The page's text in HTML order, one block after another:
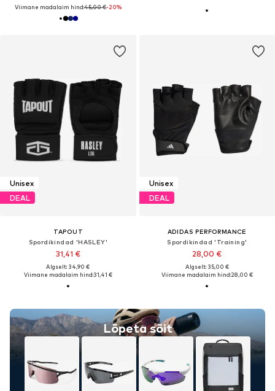
Viimane madalaim hind:45,00 €-20%
Unisex
DEAL
TAPOUT
Spordikindad 'HASLEY'
31,41 €
Algselt: 34,90 €
Viimane madalaim hind:31,41 €
Lõpeta sõit
Unisex
DEAL
ADIDAS PERFORMANCE
Spordikindad 'Training'
28,00 €
Algselt: 35,00 €
Viimane madalaim hind:28,00 €